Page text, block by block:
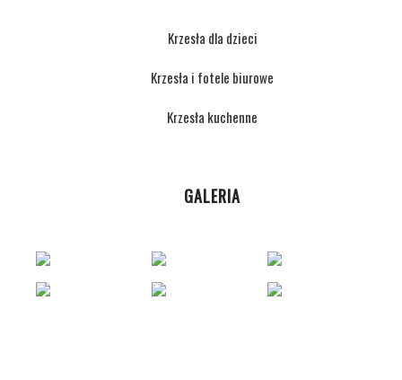
Krzesła dla dzieci
Krzesła i fotele biurowe
Krzesła kuchenne
GALERIA